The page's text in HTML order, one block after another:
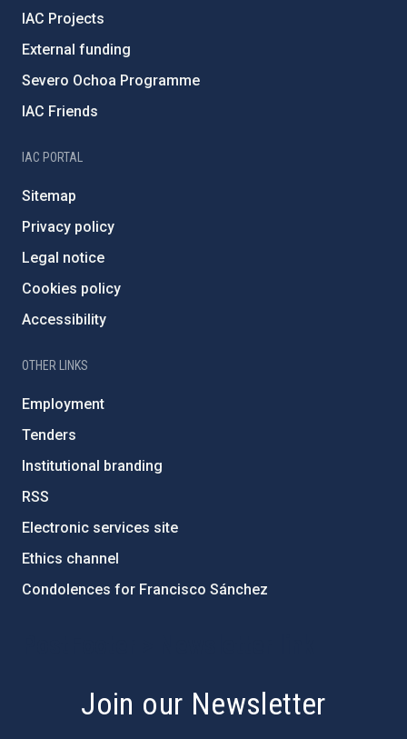
IAC Projects
External funding
Severo Ochoa Programme
IAC Friends
IAC PORTAL
Sitemap
Privacy policy
Legal notice
Cookies policy
Accessibility
OTHER LINKS
Employment
Tenders
Institutional branding
RSS
Electronic services site
Ethics channel
Condolences for Francisco Sánchez
Join our Newsletter